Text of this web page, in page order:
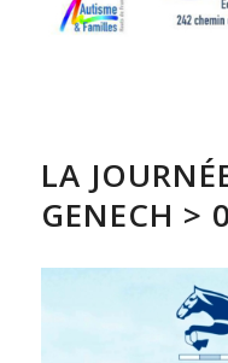
LA
GENECH >